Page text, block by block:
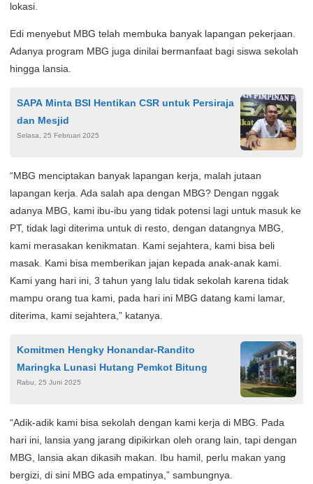
lokasi.
Edi menyebut MBG telah membuka banyak lapangan pekerjaan.
Adanya program MBG juga dinilai bermanfaat bagi siswa sekolah
hingga lansia.
SAPA Minta BSI Hentikan CSR untuk Persiraja
dan Mesjid
Selasa, 25 Februari 2025
“MBG menciptakan banyak lapangan kerja, malah jutaan
lapangan kerja. Ada salah apa dengan MBG? Dengan nggak
adanya MBG, kami ibu-ibu yang tidak potensi lagi untuk masuk ke
PT, tidak lagi diterima untuk di resto, dengan datangnya MBG,
kami merasakan kenikmatan. Kami sejahtera, kami bisa beli
masak. Kami bisa memberikan jajan kepada anak-anak kami.
Kami yang hari ini, 3 tahun yang lalu tidak sekolah karena tidak
mampu orang tua kami, pada hari ini MBG datang kami lamar,
diterima, kami sejahtera,” katanya.
Komitmen Hengky Honandar-Randito
Maringka Lunasi Hutang Pemkot Bitung
Rabu, 25 Juni 2025
“Adik-adik kami bisa sekolah dengan kami kerja di MBG. Pada
hari ini, lansia yang jarang dipikirkan oleh orang lain, tapi dengan
MBG, lansia akan dikasih makan. Ibu hamil, perlu makan yang
bergizi, di sini MBG ada empatinya,” sambungnya.